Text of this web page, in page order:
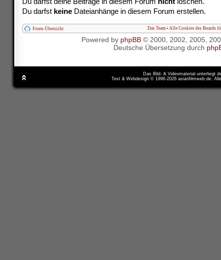
Du darfst keine Dateianhänge in diesem Forum erstellen.
Foren-Übersicht Das Team • Alle Cookies des Boards
Powered by phpBB© 2000, 2002, 2005,
Deutsche Übersetzung durch
Das Bild- & Videomaterial unterliegt
Text & Webdesign © 1996-2026 asianfilmweb.de.